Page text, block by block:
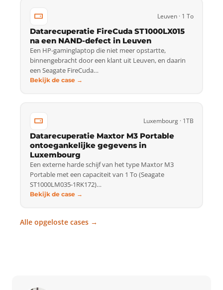
Leuven · 1 To
Datarecuperatie FireCuda ST1000LX015
na een NAND-defect in Leuven
Een HP-gaminglaptop die niet meer opstartte,
binnengebracht door een klant uit Leuven, en daarin
een Seagate FireCuda…
Bekijk de case →
Luxembourg · 1TB
Datarecuperatie Maxtor M3 Portable
ontoegankelijke gegevens in
Luxembourg
Een externe harde schijf van het type Maxtor M3
Portable met een capaciteit van 1 To (Seagate
ST1000LM035-1RK172)…
Bekijk de case →
Alle opgeloste cases →